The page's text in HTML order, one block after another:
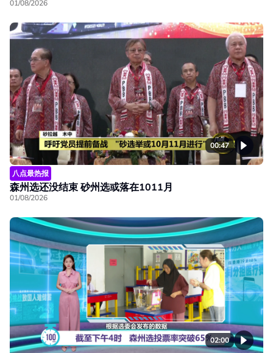
01/08/2026
00:47
八点最热报
森州选还没结束 砂州选或落在1011月
01/08/2026
02:00